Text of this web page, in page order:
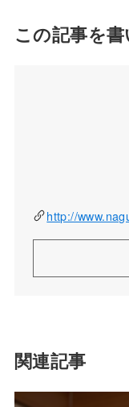
この記事を
http://
関連記事